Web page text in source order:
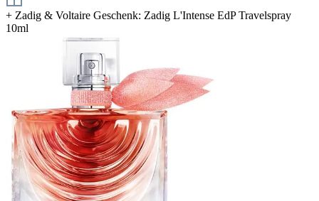
+ Zadig & Voltaire Geschenk: Zadig L'Intense EdP Travelspray
10ml